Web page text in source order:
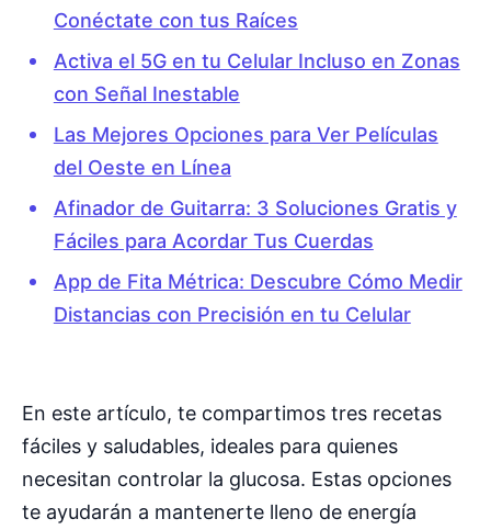
Conéctate con tus Raíces
Activa el 5G en tu Celular Incluso en Zonas
con Señal Inestable
Las Mejores Opciones para Ver Películas
del Oeste en Línea
Afinador de Guitarra: 3 Soluciones Gratis y
Fáciles para Acordar Tus Cuerdas
App de Fita Métrica: Descubre Cómo Medir
Distancias con Precisión en tu Celular
En este artículo, te compartimos tres recetas
fáciles y saludables, ideales para quienes
necesitan controlar la glucosa. Estas opciones
te ayudarán a mantenerte lleno de energía